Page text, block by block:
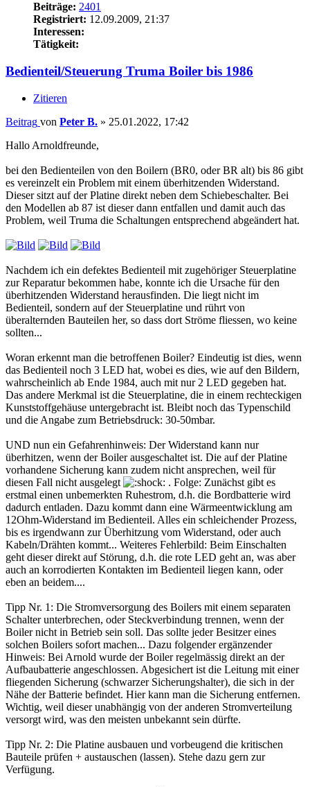
Beiträge: 2401
Registriert: 12.09.2009, 21:37
Interessen:
Tätigkeit:
Bedienteil/Steuerung Truma Boiler bis 1986
Zitieren
Beitrag von Peter B. » 25.01.2022, 17:42
Hallo Arnoldfreunde,
bei den Bedienteilen von den Boilern (BR0, oder BR alt) bis 86 gibt
es vereinzelt ein Problem mit einem überhitzenden Widerstand.
Dieser sitzt auf der Platine direkt neben dem Schiebeschalter. Bei
den Modellen ab 87 ist dieser dann entfallen und damit auch das
Problem, weil Truma die Schaltungen entsprechend abgeändert hat.
Nachdem ich ein defektes Bedienteil mit zugehöriger Steuerplatine
zur Reparatur bekommen habe, konnte ich die Ursache für den
überhitzenden Widerstand herausfinden. Die liegt nicht im
Bedienteil, sondern auf der Steuerplatine und rührt von
überalternden Bauteilen her, so dass dort Ströme fliessen, wo keine
sollten...
Woran erkennt man die betroffenen Boiler? Eindeutig ist dies, wenn
das Bedienteil noch 3 LED hat, wobei es dies, wie auf den Bildern,
wahrscheinlich ab Ende 1984, auch mit nur 2 LED gegeben hat.
Das andere Merkmal ist die Steuerplatine, die in einem rechteckigen
Kunststoffgehäuse untergebracht ist. Bleibt noch das Typenschild
und die Angabe zum Betriebsdruck: 30-50mbar.
UND nun ein Gefahrenhinweis: Der Widerstand kann nur
überhitzen, wenn der Boiler ausgeschaltet ist. Die auf der Platine
vorhandene Sicherung kann zudem nicht ansprechen, weil für
diesen Fall nicht ausgelegt
. Folge: Zunächst gibt es
erstmal einen unbemerkten Ruhestrom, d.h. die Bordbatterie wird
dadurch entladen. Dazu kommt dann eine Wärmeentwicklung am
12Ohm-Widerstand im Bedienteil. Alles ein schleichender Prozess,
bis es irgendwann zur Überhitzung vom Widerstand, oder auch
Kabeln/Drähten kommt... Weiteres Fehlerbild: Beim Einschalten
geht dieser direkt auf Störung, d.h. die rote LED geht an, was aber
auch an korrodierten Kontakten im Bedienteil liegen kann, oder
eben an beidem....
Tipp Nr. 1: Die Stromversorgung des Boilers mit einem separaten
Schalter unterbrechen, oder Steckverbindung trennen, wenn der
Boiler nicht in Betrieb sein soll. Das sollte jeder Besitzer eines
solchen Boilers sofort machen... Dazu folgender ergänzender
Hinweis: Bei Arnold wurde der Boiler regelmässig direkt an der
Aufbaubatterie angeschlossen. Abgesichert ist die Leitung mit einer
fliegenden Sicherung (schwarzer Sicherungshalter), die sich in der
Nähe der Batterie befindet. Hier kann man die Sicherung entfernen.
Wichtig, weil dieser unabhängig von der anderen Stromverteilung
versorgt wird, was den meisten unbekannt sein dürfte.
Tipp Nr. 2: Die Platine ausbauen und vorbeugend die kritischen
Bauteile prüfen + austauschen (lassen). Stehe dazu gern zur
Verfügung.